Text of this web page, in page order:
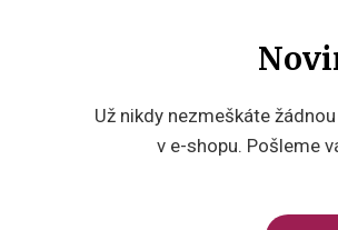
Už nikdy nezmeškáte
v e-shopu. Pošleme